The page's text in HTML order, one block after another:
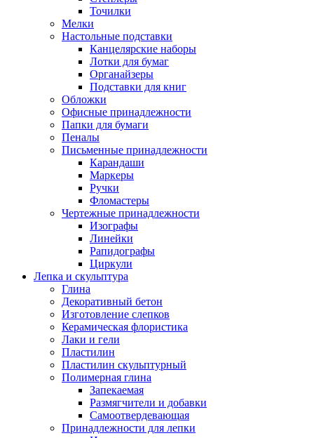
Точилки
Мелки
Настольные подставки
Канцелярские наборы
Лотки для бумаг
Органайзеры
Подставки для книг
Обложки
Офисные принадлежности
Папки для бумаги
Пеналы
Письменные принадлежности
Карандаши
Маркеры
Ручки
Фломастеры
Чертежные принадлежности
Изографы
Линейки
Рапидографы
Циркули
Лепка и скульптура
Глина
Декоративный бетон
Изготовление слепков
Керамическая флористика
Лаки и гели
Пластилин
Пластилин скульптурный
Полимерная глина
Запекаемая
Размягчители и добавки
Самоотвердевающая
Принадлежности для лепки